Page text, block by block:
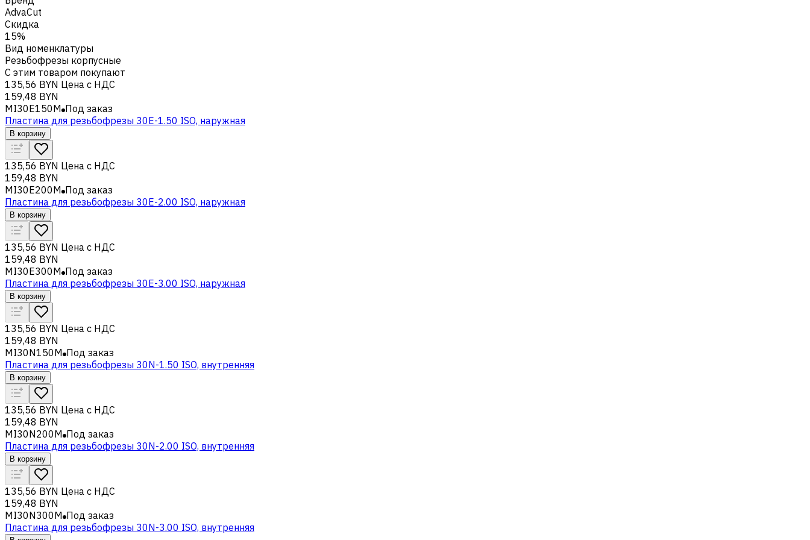
AdvaCut
Скидка
15%
Вид номенклатуры
Резьбофрезы корпусные
С этим товаром покупают
135,56 BYN Цена с НДС
159,48 BYN
MI30E150M Под заказ
Пластина для резьбофрезы 30E-1.50 ISO, наружная
В корзину
135,56 BYN Цена с НДС
159,48 BYN
MI30E200M Под заказ
Пластина для резьбофрезы 30E-2.00 ISO, наружная
В корзину
135,56 BYN Цена с НДС
159,48 BYN
MI30E300M Под заказ
Пластина для резьбофрезы 30E-3.00 ISO, наружная
В корзину
135,56 BYN Цена с НДС
159,48 BYN
MI30N150M Под заказ
Пластина для резьбофрезы 30N-1.50 ISO, внутренняя
В корзину
135,56 BYN Цена с НДС
159,48 BYN
MI30N200M Под заказ
Пластина для резьбофрезы 30N-2.00 ISO, внутренняя
В корзину
135,56 BYN Цена с НДС
159,48 BYN
MI30N300M Под заказ
Пластина для резьбофрезы 30N-3.00 ISO, внутренняя